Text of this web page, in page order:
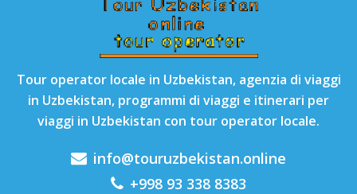
Tour operator locale in Uzbekistan, agenzia di viaggi
in Uzbekistan, programmi di viaggi e itinerari per
viaggi in Uzbekistan con tour operator locale.
info@touruzbekistan.online
+998 93 338 8383